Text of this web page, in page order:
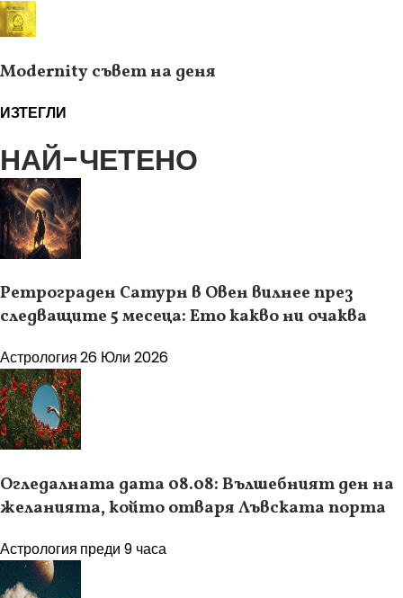
Modernity съвет на деня
ИЗТЕГЛИ
НАЙ-ЧЕТЕНО
Ретрограден Сатурн в Овен вилнее през
следващите 5 месеца: Ето какво ни очаква
Астрология26 Юли 2026
Огледалната дата 08.08: Вълшебният ден на
желанията, който отваря Лъвската порта
Астрология преди 9 часа